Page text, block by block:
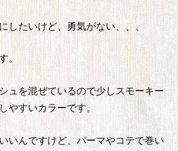
したいけど、勇気がない、、、
。
ュを混ぜているので少しスモーキー
やすいカラーです。
いんですけど、パーマやコテで巻い